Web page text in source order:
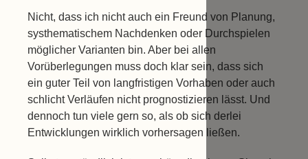
Nicht, dass ich nicht auch ein Freund von Planung,
systhematischem Nachdenken oder Durchspielen
möglicher Varianten bin. Aber bei allen
Vorüberlegungen muss doch klar sein, dass sich
ein guter Teil von langfristigen Vorhaben oder auch
schlicht Verläufen nicht prognostizieren lässt. Und
dennoch tun viele gern so, als ob sich derlei
Entwicklungen wirklich vorhersagen ließen.